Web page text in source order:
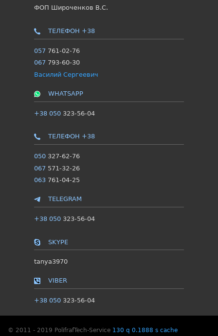
ФОП Широченков В.С.
ТЕЛЕФОН +38
057 761-02-76
067 793-60-30
Василий Сергеевич
WHATSAPP
+38 050323-56-04
ТЕЛЕФОН +38
050327-62-76
067 571-32-26
063761-04-25
TELEGRAM
+38 050323-56-04
SKYPE
tanya3970
VIBER
+38 050323-56-04
© 2011 - 2019 PolifrafTech-Service 130 q 0.1888 s cache